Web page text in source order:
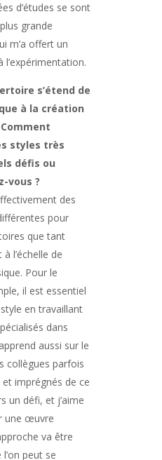
d’études se sont
grande
m’a offert un
l’expérimentation.
s’étend de
à la création
styles très
défis ou
vous ?
des
pour
que tant
l’échelle de
Pour le
il est essentiel
en travaillant
dans
aussi sur le
collègues parfois
imprégnés de ce
un défi, et j’aime
une œuvre
va être
peut se